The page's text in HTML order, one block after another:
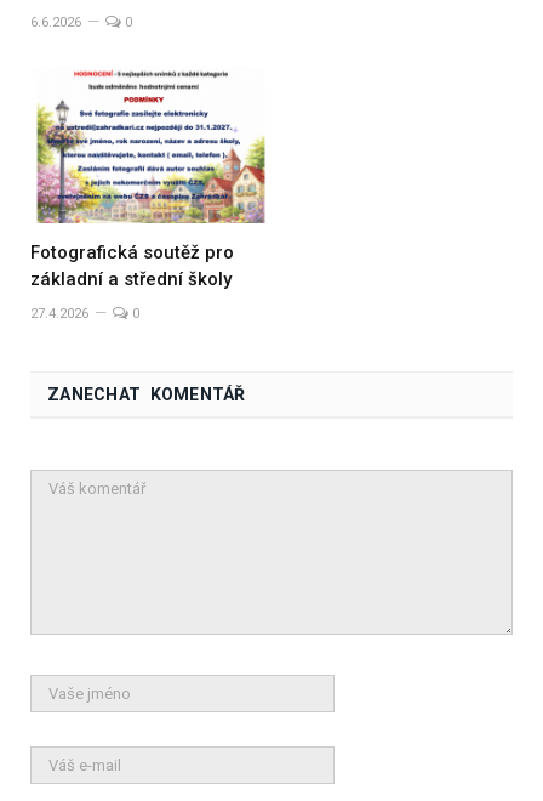
6.6.2026 0
Fotografická soutěž pro
základní a střední školy
27.4.2026 0
ZANECHAT KOMENTÁŘ